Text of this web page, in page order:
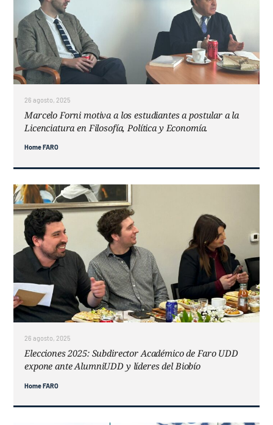
26 agosto, 2025
Marcelo Forni motiva a los estudiantes a postular a la
Licenciatura en Filosofía, Política y Economía.
Home FARO
26 agosto, 2025
Elecciones 2025: Subdirector Académico de Faro UDD
expone ante AlumniUDD y líderes del Biobío
Home FARO